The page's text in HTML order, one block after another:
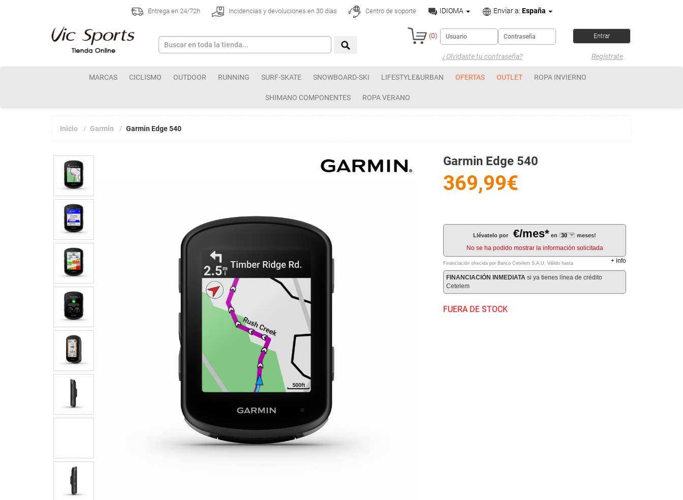
Entrega en 24/72h Incidencias y devoluciones en 30 días Centro de soporte IDIOMA Enviar a: España
(0)
¿Olvidaste tu contraseña? Regístrate
MARCAS CICLISMO OUTDOOR RUNNING SURF-SKATE SNOWBOARD-SKI LIFESTYLE&URBAN OFERTAS OUTLET ROPA INVIERNO
SHIMANO COMPONENTES ROPA VERANO
Inicio Garmin Garmin Edge 540
Garmin Edge 540
369,99€
Llévatelo por €/mes* en meses!
No se ha podido mostrar la información solicitada
Financiación ofrecida por Banco Cetelem S.A.U. Válido hasta + info
FINANCIACIÓN INMEDIATA si ya tienes línea de crédito
Cetelem
FUERA DE STOCK